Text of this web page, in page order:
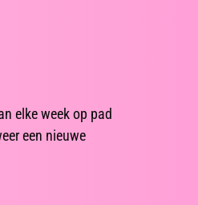
elke week op pad
een nieuwe